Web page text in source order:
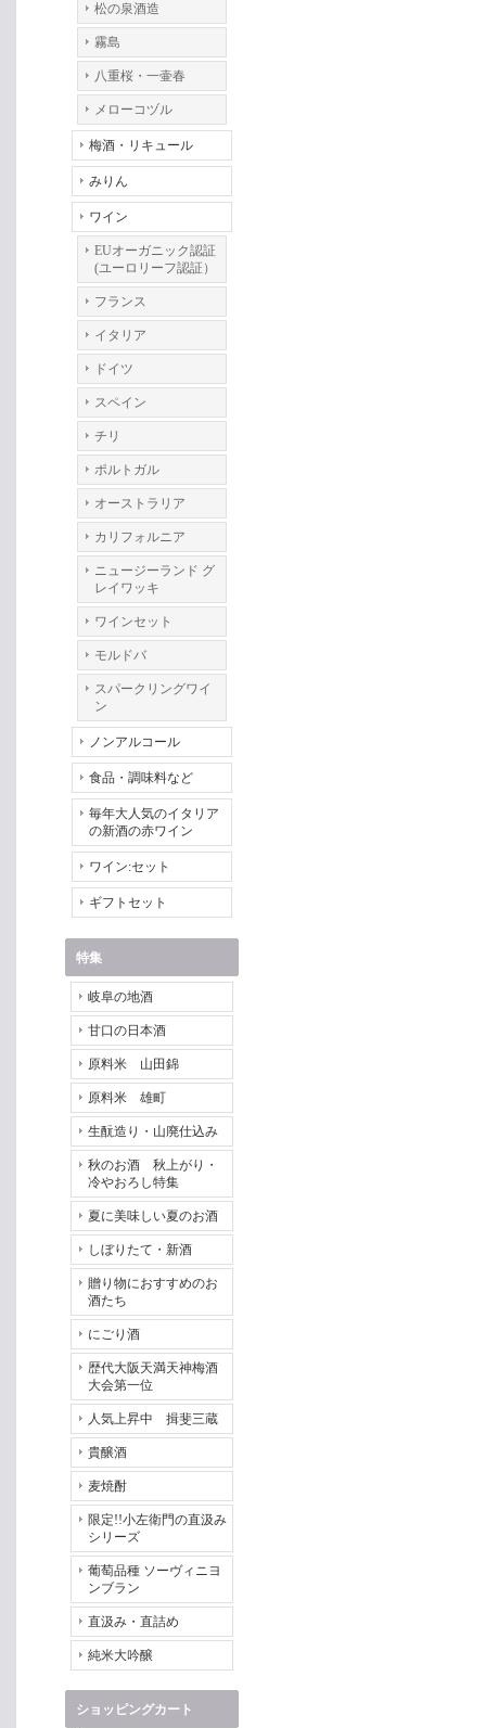
松の泉酒造
霧島
八重桜・一壷春
メローコヅル
梅酒・リキュール
みりん
ワイン
EUオーガニック認証
(ユーロリーフ認証）
フランス
イタリア
ドイツ
スペイン
チリ
ポルトガル
オーストラリア
カリフォルニア
ニュージーランド グ
レイワッキ
ワインセット
モルドバ
スパークリングワイ
ン
ノンアルコール
食品・調味料など
毎年大人気のイタリア
の新酒の赤ワイン
ワイン:セット
ギフトセット
特集
岐阜の地酒
甘口の日本酒
原料米 山田錦
原料米 雄町
生酛造り・山廃仕込み
秋のお酒 秋上がり・
冷やおろし特集
夏に美味しい夏のお酒
しぼりたて・新酒
贈り物におすすめのお
酒たち
にごり酒
歴代大阪天満天神梅酒
大会第一位
人気上昇中 揖斐三蔵
貴醸酒
麦焼酎
限定!!小左衛門の直汲み
シリーズ
葡萄品種 ソーヴィニヨ
ンブラン
直汲み・直詰め
純米大吟醸
ショッピングカート